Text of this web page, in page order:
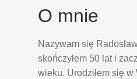
O mnie
Nazywam się
skończyłem 50 lat i
wieku. Urodziłem się w